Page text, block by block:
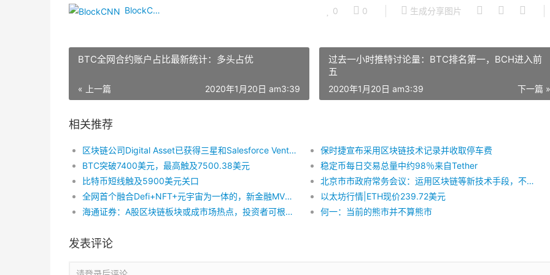
BlockCNN 0 0 生成分享图片
BTC全网合约账户占比最新统计：多头占优
« 上一篇 2020年1月20日 am3:39
过去一小时推特讨论量：BTC排名第一，BCH进入前
五
下一篇 »
2020年1月20日 am3:39
相关推荐
区块链公司Digital Asset已获得三星和Salesforce Ventures的投资
保时捷宣布采用区块链技术记录并收取停车费
BTC突破7400美元，最高触及7500.38美元
稳定币每日交易总量中约98％来自Tether
比特币短线触及5900美元关口
北京市市政府常务会议：运用区块链等新技术手段，不断提高监管效能
全网首个融合Defi+NFT+元宇宙为一体的，新金融MVS近期即将上线
以太坊行情|ETH现价239.72美元
海通证券：A股区块链板块或成市场热点，投资者可根据其产业链进行布局
何一：当前的熊市并不算熊市
发表评论